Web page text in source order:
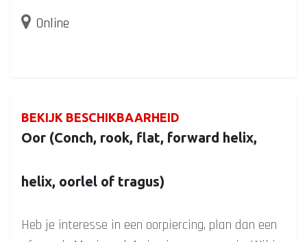
Online
Oor (Conch, rook, flat, forward helix,
helix, oorlel of tragus)
Heb je interesse in een oorpiercing, plan dan een
BEKIJK BESCHIKBAARHEID